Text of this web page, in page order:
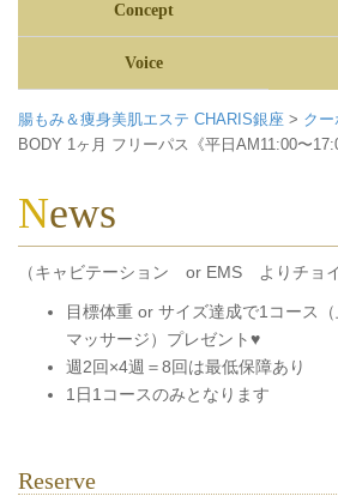
Concept
Voice
腸もみ＆痩身美肌エステ CHARIS銀座 > クー
BODY 1ヶ月 フリーパス《平日AM11:00〜
News
（キャビテーション or EMS よりチョイ
目標体重 or サイズ達成で1コース
マッサージ）プレゼント♥
週2回×4週＝8回は最低保障あり
1日1コースのみとなります
Reserve